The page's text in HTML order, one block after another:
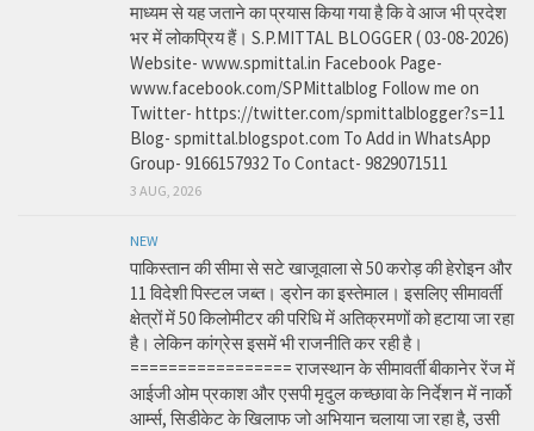
माध्यम से यह जताने का प्रयास किया गया है कि वे आज भी प्रदेश
भर में लोकप्रिय हैं। S.P.MITTAL BLOGGER ( 03-08-2026)
Website- www.spmittal.in Facebook Page-
www.facebook.com/SPMittalblog Follow me on
Twitter- https://twitter.com/spmittalblogger?s=11
Blog- spmittal.blogspot.com To Add in WhatsApp
Group- 9166157932 To Contact- 9829071511
3 AUG, 2026
NEW
पाकिस्तान की सीमा से सटे खाजूवाला से 50 करोड़ की हेरोइन और
11 विदेशी पिस्टल जब्त। ड्रोन का इस्तेमाल। इसलिए सीमावर्ती
क्षेत्रों में 50 किलोमीटर की परिधि में अतिक्रमणों को हटाया जा रहा
है। लेकिन कांग्रेस इसमें भी राजनीति कर रही है।
================= राजस्थान के सीमावर्ती बीकानेर रेंज में
आईजी ओम प्रकाश और एसपी मृदुल कच्छावा के निर्देशन में नार्को
आर्म्स, सिडीकेट के खिलाफ जो अभियान चलाया जा रहा है, उसी